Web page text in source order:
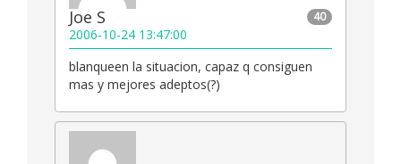
40
Joe S
2006-10-24 13:47:00
blanqueen la situacion, capaz q consiguen
mas y mejores adeptos(?)